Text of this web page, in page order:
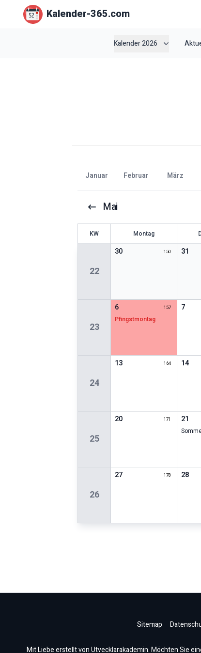
Kalender-365.com
Kalender 2026
Januar Februar März
Mai
KW Montag
22
30 150 31
23
6 157
Pfingstmontag
7
24
13 164 14
25
20 171 21
26
27 178 28
Sitemap
Mit Liebe erstellt von Utvecklarakademin. Möchten Sie